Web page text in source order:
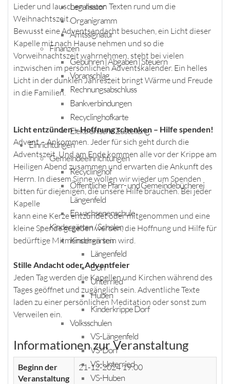
Legalisator
Organigramm
Amtssignatur
Finanzen
Gebühren | Abgaben | Steuern
Voranschlag
Rechnungsabschluss
Bankverbindungen
Recyclinghofkarte
Elektronische Zustellung
Einrichtungen
Gemeindeeinrichtungen
Recyclinghof
Öffentliche Pfarr- und Gemeindebücherei
Längenfeld
Erwachsenenschule
Kindergärten / Schulen
Kindergärten
Längenfeld
Dorf
Unterried
Huben
Kinderkrippe Dorf
Volksschulen
VS-Längenfeld
VS-Dorf
VS-Unterried
VS-Huben
Lieder und lauschen neuen Texten rund um die
Weihnachtszeit.
Bewusst eine Adventsandacht besuchen, ein Licht dieser
Kapelle mit nach Hause nehmen und so die
Vorweihnachtszeit wahrnehmen, steht bei vielen
inzwischen im persönlichen Adventskalender. Ein helles
Licht in der dunklen Jahreszeit bringt Wärme und Freude
in die Familien.
Licht entzünden – Hoffnung schenken – Hilfe spenden!
Advent – Ankommen. Jeder für sich geht durch die
Adventszeit. Und am Ende kommen alle vor der Krippe am
Heiligen Abend zusammen und erwarten die Ankunft des
Herrn. In diesem Sinne wollen wir wieder um Spenden
bitten für diejenigen, die unsere Hilfe brauchen. Bei jeder
Kapelle
kann eine Kerze entzündet oder mitgenommen und eine
kleine Spende gegeben werden, die Hoffnung und Hilfe für
bedürftige Mitmenschen sein wird.
Stille Andacht oder Adventfeier
Jeden Tag werden die Kapellen und Kirchen während des
Tages geöffnet und zugänglich sein. Adventliche Texte
laden zu einer persönlichen Meditation oder sonst zum
Verweilen ein.
Informationen zur Veranstaltung
Beginn der
Veranstaltung
21-12-2024 19:00